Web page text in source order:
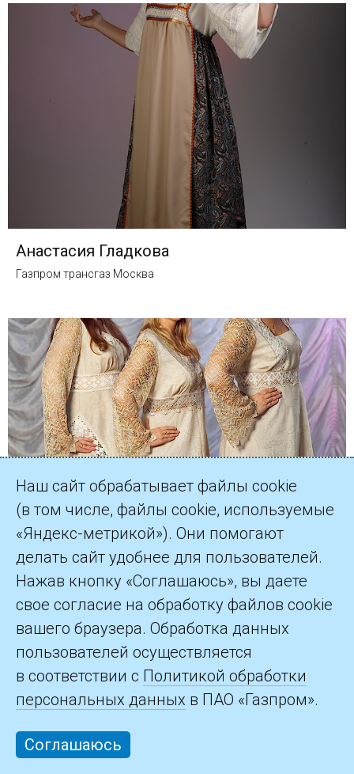
Анастасия Гладкова
Газпром трансгаз Москва
Вокальный коллектив «Откровение»
Газпром трансгаз Москва
Хореографический коллектив «Диво»
Газпром трансгаз Москва
Олег Володько
Наш сайт обрабатывает файлы cookie
(в том числе, файлы cookie, используемые
«Яндекс-метрикой»). Они помогают
делать сайт удобнее для пользователей.
Нажав кнопку «Соглашаюсь», вы даете
свое согласие на обработку файлов cookie
вашего браузера. Обработка данных
пользователей осуществляется
в соответствии с Политикой обработки
персональных данных в ПАО «Газпром».
Соглашаюсь